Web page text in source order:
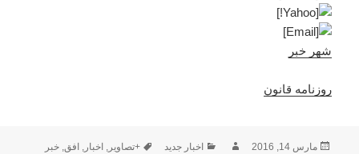
شهر خبر
روزنامه قانون
ارسال
مارس 14, 2016 نویسندهدسته‌ها
اخبار جدید برچسب‌ها
+تصاویر, اخبار, افق,خبر